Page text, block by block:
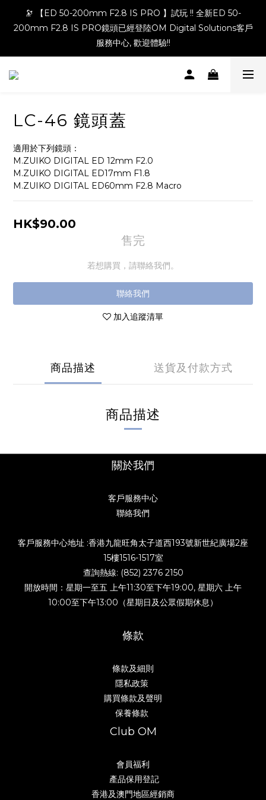
🔭 【ED 50-200mm F2.8 IS PRO 】試玩 !! 全新ED 50-
200mm F2.8 IS PRO鏡頭已經登陸OM Digital Solutions客戶
服務中心, 歡迎體驗!!
LC-46 鏡頭蓋
適用於下列鏡頭：
M.ZUIKO DIGITAL ED 12mm F2.0
M.ZUIKO DIGITAL ED17mm F1.8
M.ZUIKO DIGITAL ED60mm F2.8 Macro
HK$90.00
售完
若想購買，請聯絡我們。
聯絡我們
加入追蹤清單
商品描述 送貨及付款方式
商品描述
關於我們
客戶服務中心
聯絡我們
客戶服務中心地址 :香港九龍旺角太子道西193號新世紀廣場2座
15樓1516-1517室
查詢熱線: (852) 2376 2150
開放時間：星期一至五 上午11:30至下午19:00, 星期六 上午
10:00至下午13:00（星期日及公眾假期休息）
條款
條款及細則
隱私政策
購買條款及聲明
保養條款
Club OM
會員福利
產品保用登記
香港及澳門地區經銷商